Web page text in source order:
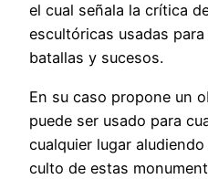
el cual señala la crítica
escultóricas usadas
batallas y sucesos.
En su caso propone un
puede ser usado para
cualquier lugar
culto de estas